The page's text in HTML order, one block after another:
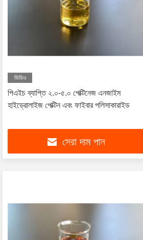
ভিডিও
পিএইচ ব্যাপ্তি ২.০-৫.০ পেক্টিনেজ এনজাইম
হাইড্রোলাইজ পেক্টিন এবং ফাইবার পলিসাকারাইড
সেরা দাম পান